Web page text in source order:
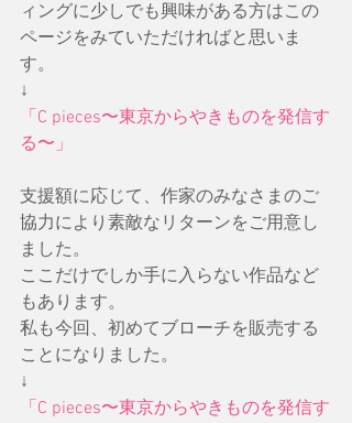
ィングに少しでも興味がある方はこの
ページをみていただければと思いま
す。
↓
「C pieces〜東京からやきものを発信す
る〜」
支援額に応じて、作家のみなさまのご
協力により素敵なリターンをご用意し
ました。
ここだけでしか手に入らない作品など
もあります。
私も今回、初めてブローチを販売する
ことになりました。
↓
「C pieces〜東京からやきものを発信す